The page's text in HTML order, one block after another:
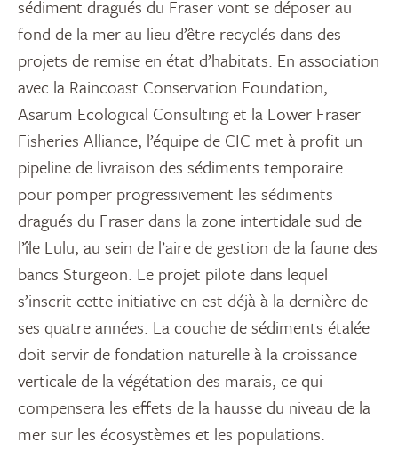
sédiment dragués du Fraser vont se déposer au
fond de la mer au lieu d’être recyclés dans des
projets de remise en état d’habitats. En association
avec la Raincoast Conservation Foundation,
Asarum Ecological Consulting et la Lower Fraser
Fisheries Alliance, l’équipe de CIC met à profit un
pipeline de livraison des sédiments temporaire
pour pomper progressivement les sédiments
dragués du Fraser dans la zone intertidale sud de
l’île Lulu, au sein de l’aire de gestion de la faune des
bancs Sturgeon. Le projet pilote dans lequel
s’inscrit cette initiative en est déjà à la dernière de
ses quatre années. La couche de sédiments étalée
doit servir de fondation naturelle à la croissance
verticale de la végétation des marais, ce qui
compensera les effets de la hausse du niveau de la
mer sur les écosystèmes et les populations.